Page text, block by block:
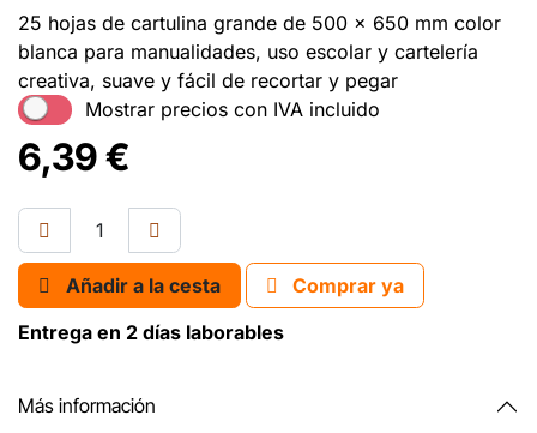
25 hojas de cartulina grande de 500 x 650 mm color
blanca para manualidades, uso escolar y cartelería
creativa, suave y fácil de recortar y pegar
Mostrar precios con IVA incluido
6,39€
Añadir a la cesta
Comprar ya
Entrega en 2 días laborables
Más información